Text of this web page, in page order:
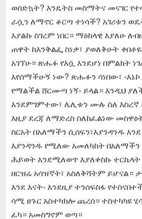
ወሰድኳት? እንዴትስ መስማትና መናገር
ራሷን ለማኖር ቆርጣ ተነሳች? አገሪቱን
እያልኩ ስገረም ነበር። ማዕከላዊ እያለሁ
ጠዋት ከእንቅልፌ ስነቃ፣ ያወለቅሁት
አገኘሁ። ጽሑፉ የእሷ እንደሆነ በምልክት
እየሰማችሁኝ ነው? ጽሑፉን ሳነበው፣
የማልችል ሸርሙጣ ነኝ› ይላል። እንዲህ
እንደምገምተው፣ ሌሊቱን ሙሉ ስለ
እዚያ ደረጃ ለማድረስ ስለከፈልነው
ስርአት በአለማችን ሲሰፍን፣እያንዳንዱ
እያንዳንዱ የሚለው አመለካከት በአለማችን
ሕይወት እንደሚለወጥ እያለቀስኩ ተርኬላት
ዘርዝሬ አሳዝኛት፣ አስለቅሻትም ይሆናል።
እንደ እናት- እንደዚያ ተንሰፍስፋ
ሳሚ ፀጉር አስተካክሎ ጨረሰ። ተስተካካዩ
ፈካ። አመስግኖም ወጣ።